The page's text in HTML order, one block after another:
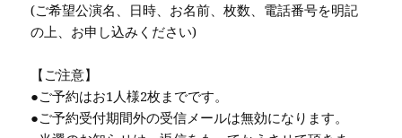
(ご希望公演名、日時、お名前、枚数、電話番号を明記
の上、お申し込みください)
【ご注意】
●ご予約はお1人様2枚までです。
●ご予約受付期間外の受信メールは無効になります。